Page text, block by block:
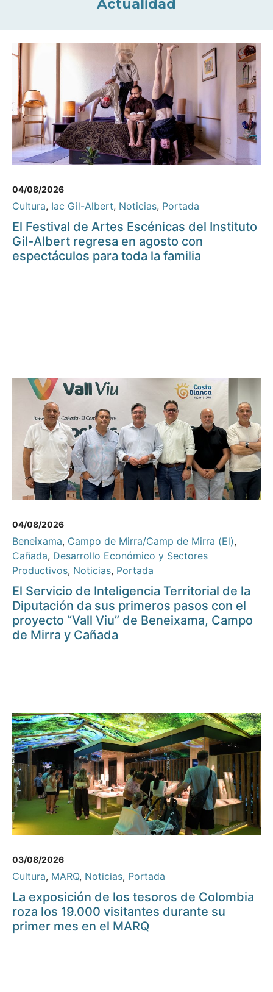
Actualidad
04/08/2026
Cultura, Iac Gil-Albert, Noticias, Portada
El Festival de Artes Escénicas del Instituto
Gil-Albert regresa en agosto con
espectáculos para toda la familia
04/08/2026
Beneixama, Campo de Mirra/Camp de Mirra (El),
Cañada, Desarrollo Económico y Sectores
Productivos, Noticias, Portada
El Servicio de Inteligencia Territorial de la
Diputación da sus primeros pasos con el
proyecto “Vall Viu” de Beneixama, Campo
de Mirra y Cañada
03/08/2026
Cultura, MARQ, Noticias, Portada
La exposición de los tesoros de Colombia
roza los 19.000 visitantes durante su
primer mes en el MARQ